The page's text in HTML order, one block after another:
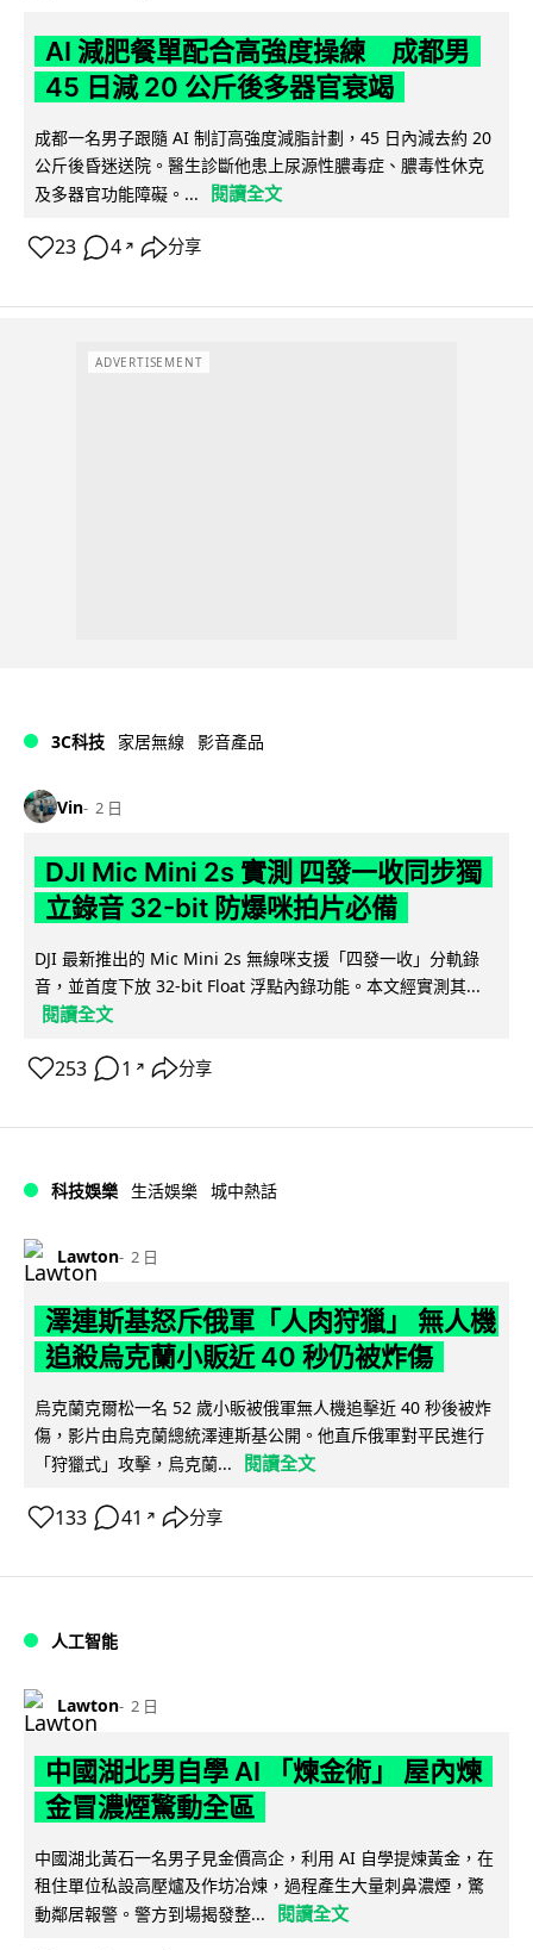
AI 減肥餐單配合高強度操練 成都男
45 日減 20 公斤後多器官衰竭
成都一名男子跟隨 AI 制訂高強度減脂計劃，45 日內減去約 20
公斤後昏迷送院。醫生診斷他患上尿源性膿毒症、膿毒性休克
及多器官功能障礙。...
閱讀全文
23 4 ↗ 分享
ADVERTISEMENT
3C科技 家居無線 影音產品
Vin 2 日
DJI Mic Mini 2s 實測 四發一收同步獨
立錄音 32-bit 防爆咪拍片必備
DJI 最新推出的 Mic Mini 2s 無線咪支援「四發一收」分軌錄
音，並首度下放 32-bit Float 浮點內錄功能。本文經實測其...
閱讀全文
253 1 ↗ 分享
科技娛樂 生活娛樂 城中熱話
Lawton 2 日
澤連斯基怒斥俄軍「人肉狩獵」 無人機
追殺烏克蘭小販近 40 秒仍被炸傷
烏克蘭克爾松一名 52 歲小販被俄軍無人機追擊近 40 秒後被炸
傷，影片由烏克蘭總統澤連斯基公開。他直斥俄軍對平民進行
「狩獵式」攻擊，烏克蘭...
閱讀全文
133 41 ↗ 分享
人工智能
Lawton 2 日
中國湖北男自學 AI 「煉金術」 屋內煉
金冒濃煙驚動全區
中國湖北黃石一名男子見金價高企，利用 AI 自學提煉黃金，在
租住單位私設高壓爐及作坊冶煉，過程產生大量刺鼻濃煙，驚
動鄰居報警。警方到場揭發整...
閱讀全文